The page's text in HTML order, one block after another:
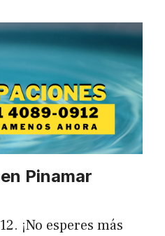
Pinamar
¡No esperes más